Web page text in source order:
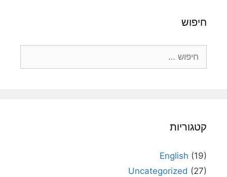
חיפוש
קטגוריות
English (19)
Uncategorized (27)